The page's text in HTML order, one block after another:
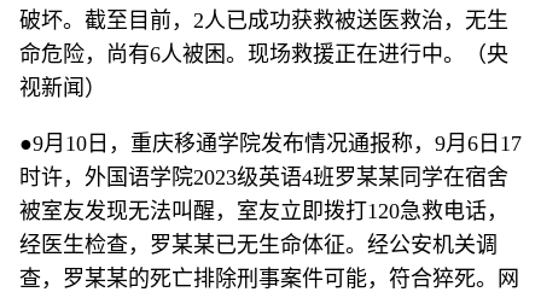
破坏。截至目前，2人已成功获救被送医救治，无生
命危险，尚有6人被困。现场救援正在进行中。（央
视新闻）
●9月10日，重庆移通学院发布情况通报称，9月6日17
时许，外国语学院2023级英语4班罗某某同学在宿舍
被室友发现无法叫醒，室友立即拨打120急救电话，
经医生检查，罗某某已无生命体征。经公安机关调
查，罗某某的死亡排除刑事案件可能，符合猝死。网